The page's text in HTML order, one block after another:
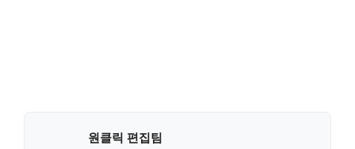
원클릭 편집팀